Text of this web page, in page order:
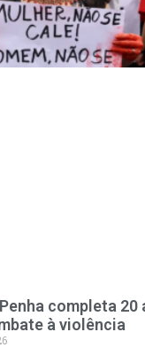
completa 20
à violência